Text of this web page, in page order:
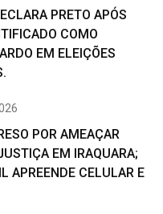
PRETO APÓS
COMO
EM ELEIÇÕES
POR AMEAÇAR
EM IRAQUARA;
APREENDE CELULAR E